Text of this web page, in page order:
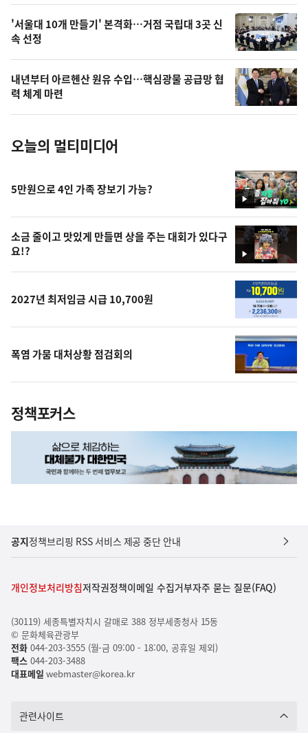
오
늘
의
사
진
'서울대 10개 만들기' 본격화…거점 국립대 3곳 신
속 선정
내년부터 아르헨산 원유 수입…핵심광물 공급망 협
력 체계 마련
오늘의 멀티미디어
영
상
5만원으로 4인 가족 장보기 가능?
영
상
소금 줄이고 맛있게 만들면 상을 주는 대회가 있다구
요!?
2027년 최저임금 시급 10,700원
폭염 가뭄 대처상황 점검회의
정책포커스
공지정책브리핑 RSS 서비스 제공 중단 안내
개인정보처리방침저작권정책이메일 수집거부자주 묻는 질문(FAQ)
(30119) 세종특별자치시 갈매로 388 정부세종청사 15동
© 문화체육관광부
전화044-203-3555 (월-금 09:00 - 18:00, 공휴일 제외)
팩스044-203-3488
대표메일 webmaster@korea.kr
관련사이트